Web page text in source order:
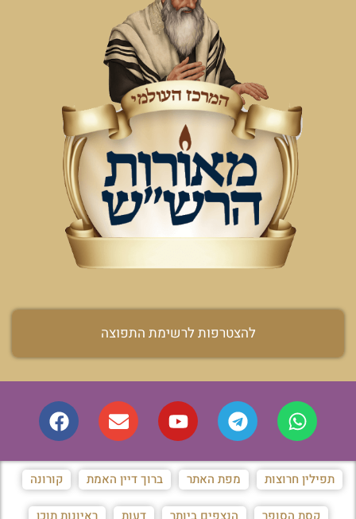
להצטרפות לרשימת התפוצה
תפילין חרוצות מפת האתר ברוך דיין האמת קורונה